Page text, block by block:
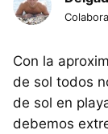
Con la
de sol todos
de sol en
debemos